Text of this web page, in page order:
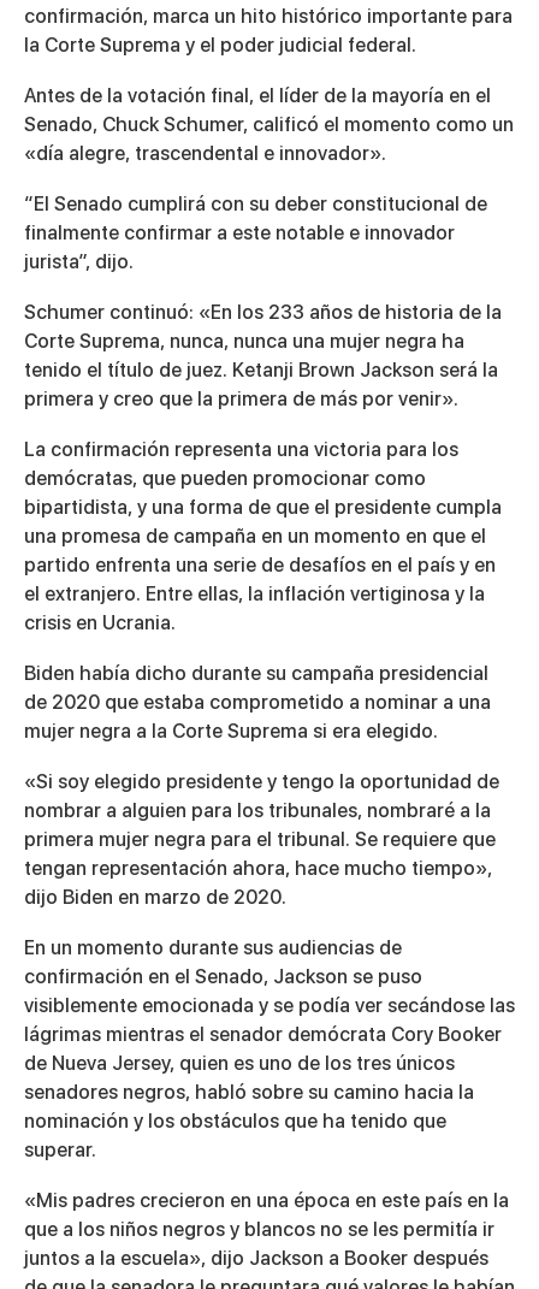
confirmación, marca un hito histórico importante para
la Corte Suprema y el poder judicial federal.
Antes de la votación final, el líder de la mayoría en el
Senado, Chuck Schumer, calificó el momento como un
«día alegre, trascendental e innovador».
“El Senado cumplirá con su deber constitucional de
finalmente confirmar a este notable e innovador
jurista”, dijo.
Schumer continuó: «En los 233 años de historia de la
Corte Suprema, nunca, nunca una mujer negra ha
tenido el título de juez. Ketanji Brown Jackson será la
primera y creo que la primera de más por venir».
La confirmación representa una victoria para los
demócratas, que pueden promocionar como
bipartidista, y una forma de que el presidente cumpla
una promesa de campaña en un momento en que el
partido enfrenta una serie de desafíos en el país y en
el extranjero. Entre ellas, la inflación vertiginosa y la
crisis en Ucrania.
Biden había dicho durante su campaña presidencial
de 2020 que estaba comprometido a nominar a una
mujer negra a la Corte Suprema si era elegido.
«Si soy elegido presidente y tengo la oportunidad de
nombrar a alguien para los tribunales, nombraré a la
primera mujer negra para el tribunal. Se requiere que
tengan representación ahora, hace mucho tiempo»,
dijo Biden en marzo de 2020.
En un momento durante sus audiencias de
confirmación en el Senado, Jackson se puso
visiblemente emocionada y se podía ver secándose las
lágrimas mientras el senador demócrata Cory Booker
de Nueva Jersey, quien es uno de los tres únicos
senadores negros, habló sobre su camino hacia la
nominación y los obstáculos que ha tenido que
superar.
«Mis padres crecieron en una época en este país en la
que a los niños negros y blancos no se les permitía ir
juntos a la escuela», dijo Jackson a Booker después